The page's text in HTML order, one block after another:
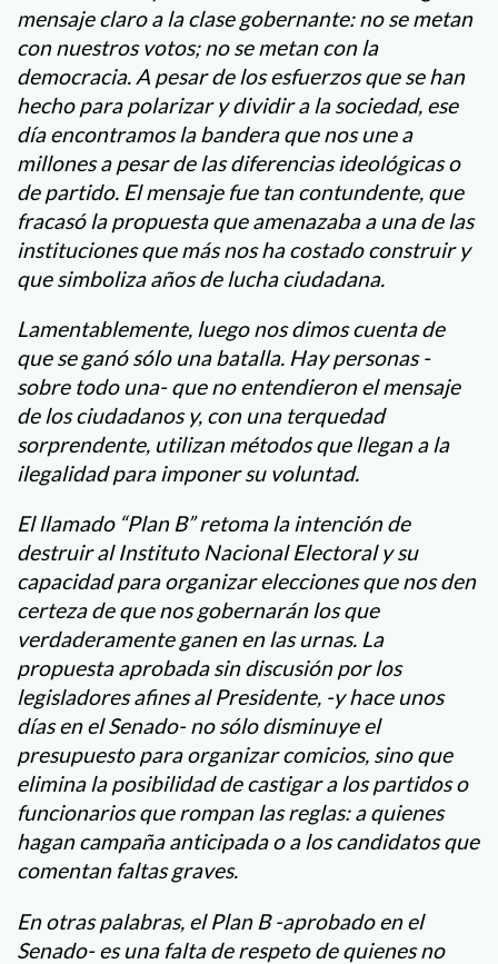
mensaje claro a la clase gobernante: no se metan
con nuestros votos; no se metan con la
democracia. A pesar de los esfuerzos que se han
hecho para polarizar y dividir a la sociedad, ese
día encontramos la bandera que nos une a
millones a pesar de las diferencias ideológicas o
de partido. El mensaje fue tan contundente, que
fracasó la propuesta que amenazaba a una de las
instituciones que más nos ha costado construir y
que simboliza años de lucha ciudadana.
Lamentablemente, luego nos dimos cuenta de
que se ganó sólo una batalla. Hay personas -
sobre todo una- que no entendieron el mensaje
de los ciudadanos y, con una terquedad
sorprendente, utilizan métodos que llegan a la
ilegalidad para imponer su voluntad.
El llamado “Plan B” retoma la intención de
destruir al Instituto Nacional Electoral y su
capacidad para organizar elecciones que nos den
certeza de que nos gobernarán los que
verdaderamente ganen en las urnas. La
propuesta aprobada sin discusión por los
legisladores afines al Presidente, -y hace unos
días en el Senado- no sólo disminuye el
presupuesto para organizar comicios, sino que
elimina la posibilidad de castigar a los partidos o
funcionarios que rompan las reglas: a quienes
hagan campaña anticipada o a los candidatos que
comentan faltas graves.
En otras palabras, el Plan B -aprobado en el
Senado- es una falta de respeto de quienes no